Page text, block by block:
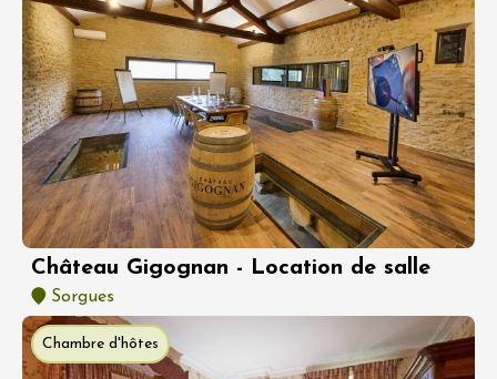
Château Gigognan - Location de salle
Sorgues
Chambre d'hôtes